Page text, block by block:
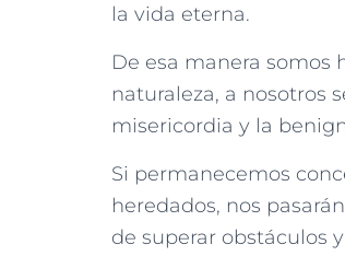
la vida eterna.
De esa manera somos
naturaleza, a nosotros
misericordia y la
Si permanecemos
heredados, nos
de superar obstáculos